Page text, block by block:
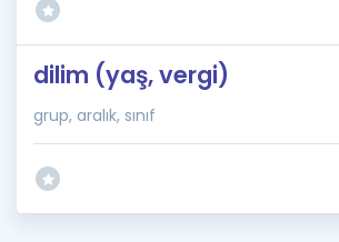
dilim (yaş, vergi)
grup, aralık, sınıf